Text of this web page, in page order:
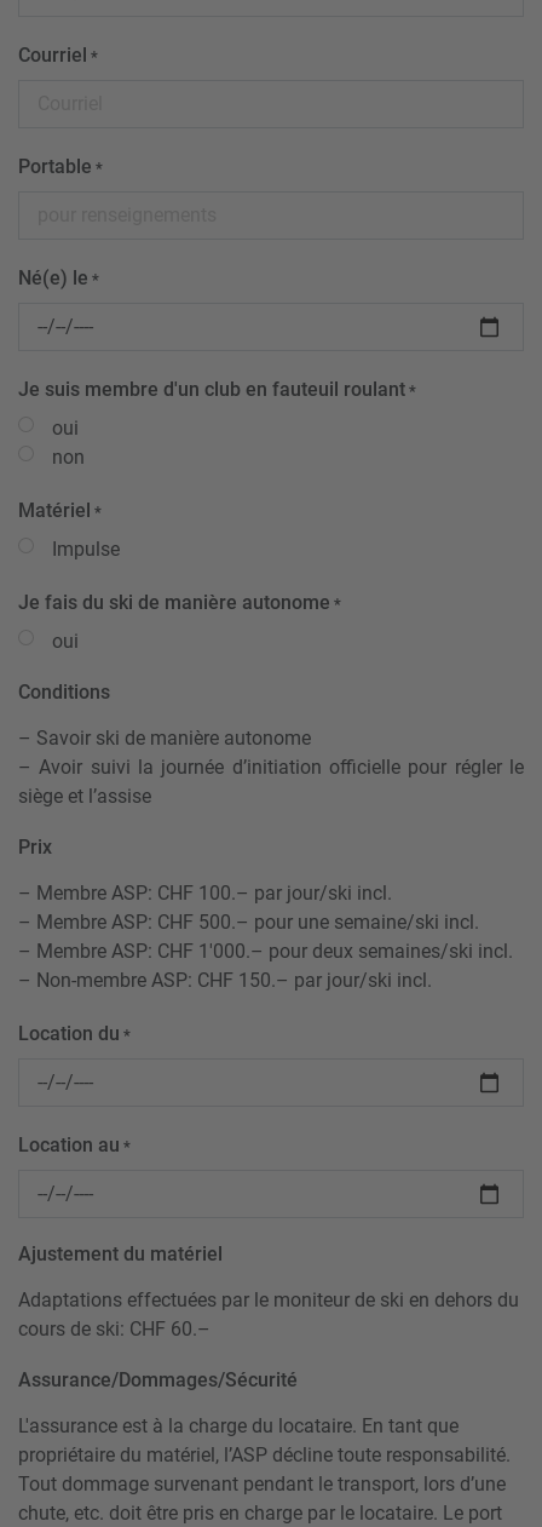
Courriel *
Portable *
Né(e) le *
Je suis membre d'un club en fauteuil roulant *
oui
non
Matériel *
Impulse
Je fais du ski de manière autonome *
oui
Conditions
– Savoir ski de manière autonome
– Avoir suivi la journée d’initiation officielle pour régler le
siège et l’assise
Prix
– Membre ASP: CHF 100.– par jour/ski incl.
– Membre ASP: CHF 500.– pour une semaine/ski incl.
– Membre ASP: CHF 1'000.– pour deux semaines/ski incl.
– Non-membre ASP: CHF 150.– par jour/ski incl.
Location du *
Location au *
Ajustement du matériel
Adaptations effectuées par le moniteur de ski en dehors du
cours de ski: CHF 60.–
Assurance/Dommages/Sécurité
L'assurance est à la charge du locataire. En tant que
propriétaire du matériel, l’ASP décline toute responsabilité.
Tout dommage survenant pendant le transport, lors d’une
chute, etc. doit être pris en charge par le locataire. Le port